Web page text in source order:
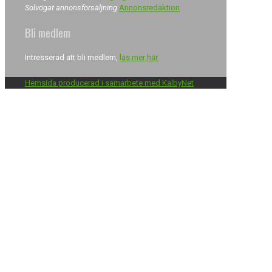
Solvögat annonsförsäljning Annonsredaktion
Bli medlem
Intresserad att bli medlem, läs mer här
Hemsida producerad i samarbete med KalbyNet